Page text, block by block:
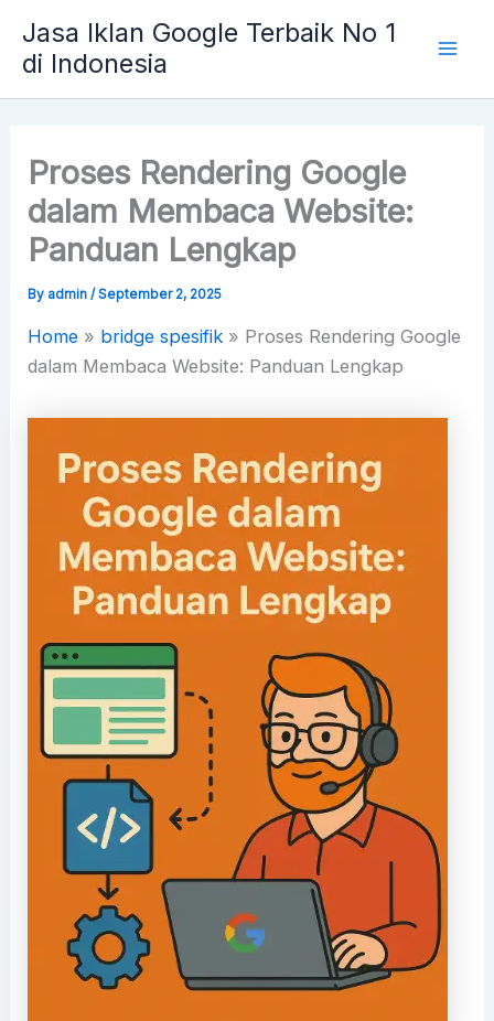
content
Jasa Iklan Google Terbaik No 1
di Indonesia
Proses Rendering Google
dalam Membaca Website:
Panduan Lengkap
By admin/September 2, 2025
Home » bridge spesifik » Proses Rendering Google
dalam Membaca Website: Panduan Lengkap